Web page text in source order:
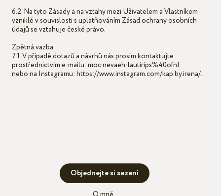
6.2. Na tyto Zásady a na vztahy mezi Uživatelem a Vlastníkem
vzniklé v souvislosti s uplatňováním Zásad ochrany osobních
údajů se vztahuje české právo.
Zpětná vazba
7.1. V případě dotazů a návrhů nás prosím kontaktujte
prostřednictvím e-mailu: moc.nevaeh-lautirips%40ofnI
nebo na Instagramu: https://www.instagram.com/kap.by.irena/.
Objednejte si sezení